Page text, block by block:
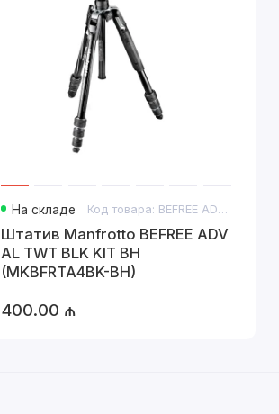
На складе Код товара: BEFREE ADV AL TWT BLK KIT BH
Штатив Manfrotto BEFREE ADV
AL TWT BLK KIT BH
(MKBFRTA4BK-BH)
400.00 ₼